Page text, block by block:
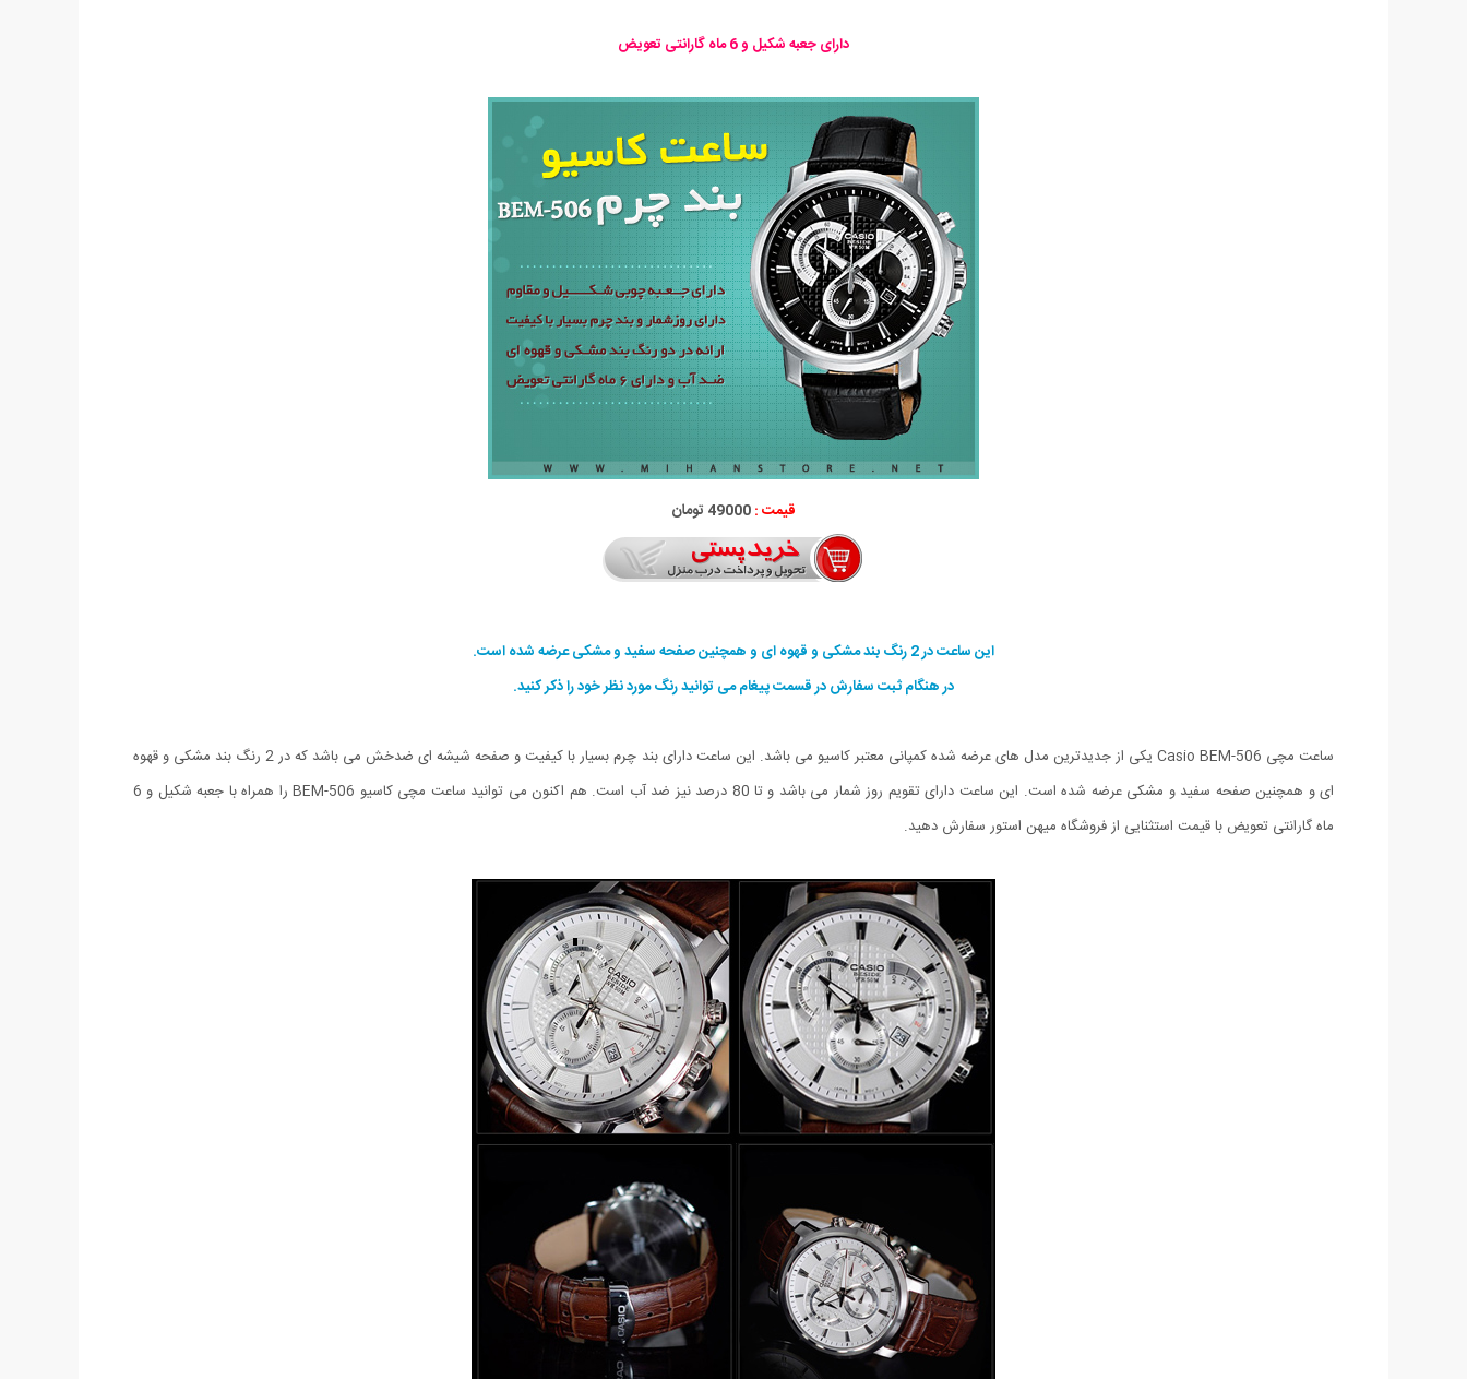
دارای جعبه شکیل و 6 ماه گارانتی تعویض
قیمت :49000 تومان
این ساعت در 2 رنگ بند مشکی و قهوه ای و همچنین صفحه سفید و مشکی عرضه شده است.
در هنگام ثبت سفارش در قسمت پیغام می توانید رنگ مورد نظر خود را ذکر کنید.
ساعت مچی Casio BEM-506 یکی از جدیدترین مدل های عرضه شده کمپانی معتبر کاسیو می باشد. این ساعت دارای بند چرم بسیار با کیفیت و صفحه شیشه ای ضدخش می باشد که در 2 رنگ بند مشکی و قهوه
ای و همچنین صفحه سفید و مشکی عرضه شده است. این ساعت دارای تقویم روز شمار می باشد و تا 80 درصد نیز ضد آب است. هم اکنون می توانید ساعت مچی کاسیو BEM-506 را همراه با جعبه شکیل و 6
ماه گارانتی تعویض با قیمت استثنایی از فروشگاه میهن استور سفارش دهید.